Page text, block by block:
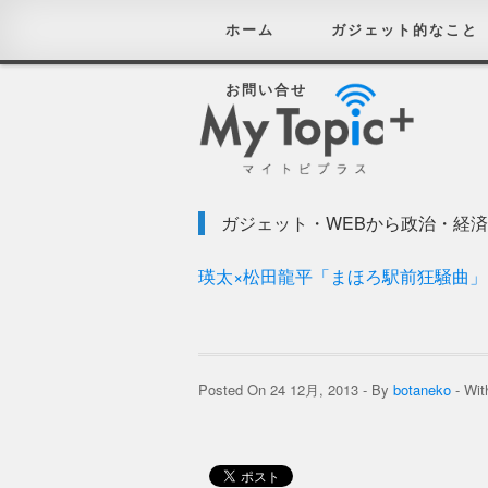
ホーム ガジェット的なこと
お問い合せ
ガジェット・WEBから政治・経
瑛太×松田龍平「まほろ駅前狂騒曲
Posted On 24 12月, 2013 - By botaneko -